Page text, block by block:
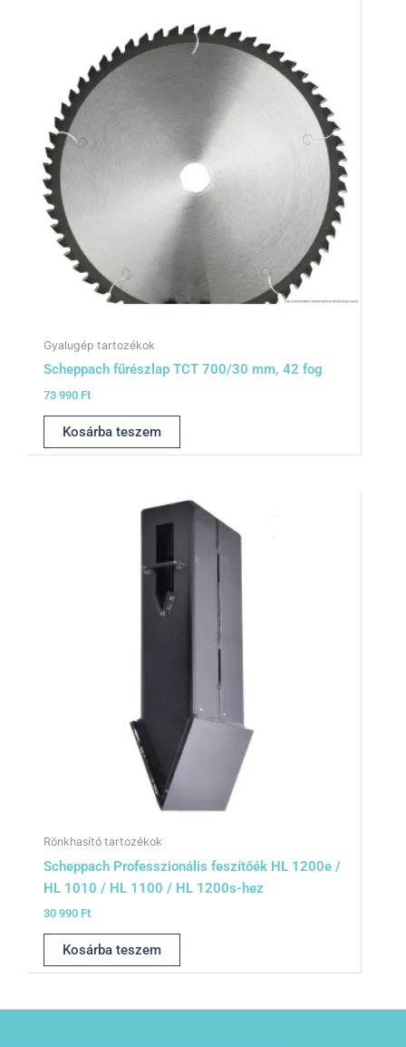
Gyalugép tartozékok
Scheppach fűrészlap TCT 700/30 mm, 42 fog
73 990 Ft
Kosárba teszem
Rönkhasító tartozékok
Scheppach Professzionális feszítőék HL 1200e /
HL 1010 / HL 1100 / HL 1200s-hez
30 990 Ft
Kosárba teszem